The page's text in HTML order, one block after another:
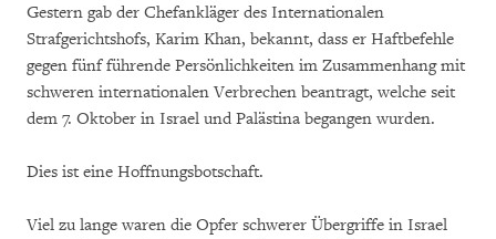
Gestern gab der Chefankläger des Internationalen
Strafgerichtshofs, Karim Khan, bekannt, dass er Haftbefehle
gegen fünf führende Persönlichkeiten im Zusammenhang mit
schweren internationalen Verbrechen beantragt, welche seit
dem 7. Oktober in Israel und Palästina begangen wurden.
Dies ist eine Hoffnungsbotschaft.
Viel zu lange waren die Opfer schwerer Übergriffe in Israel